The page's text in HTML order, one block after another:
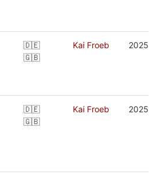
🇩🇪
🇬🇧
Kai Froeb 2025
🇩🇪
🇬🇧
Kai Froeb 2025